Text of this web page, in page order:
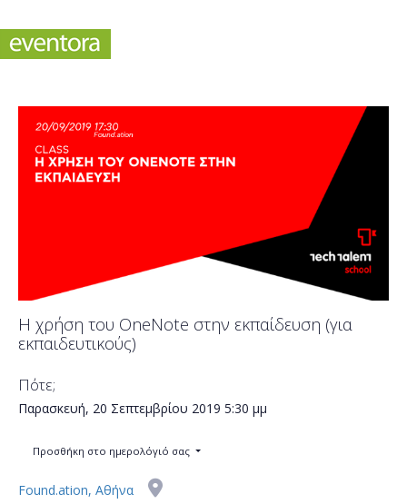
Η χρήση του OneNote στην εκπαίδευση (για
εκπαιδευτικούς)
Πότε;
Παρασκευή, 20 Σεπτεμβρίου 2019 5:30 μμ
Προσθήκη στο ημερολόγιό σας
Found.ation, Αθήνα